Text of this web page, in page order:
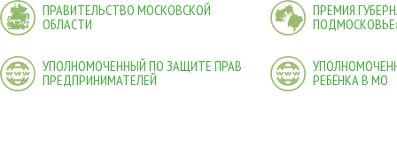
ПРАВИТЕЛЬСТВО МОСКОВСКОЙ
ОБЛАСТИ
ПРЕМИЯ
УПОЛНОМОЧЕННЫЙ ПО ЗАЩИТЕ ПРАВ
ПРЕДПРИНИМАТЕЛЕЙ
РЕБЁНКА В МО